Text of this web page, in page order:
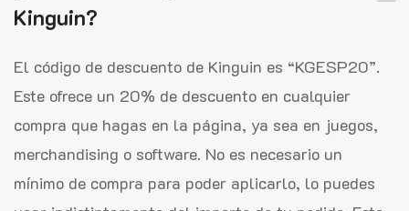
Kinguin?
El código de descuento de Kinguin es “KGESP20”.
Este ofrece un 20% de descuento en cualquier
compra que hagas en la página, ya sea en juegos,
merchandising o software. No es necesario un
mínimo de compra para poder aplicarlo, lo puedes